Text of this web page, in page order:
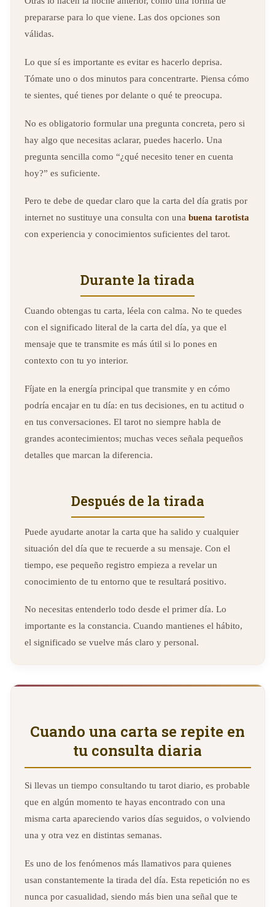
prepararse para lo que viene. Las dos opciones son
válidas.
Lo que sí es importante es evitar es hacerlo deprisa.
Tómate uno o dos minutos para concentrarte. Piensa cómo
te sientes, qué tienes por delante o qué te preocupa.
No es obligatorio formular una pregunta concreta, pero si
hay algo que necesitas aclarar, puedes hacerlo. Una
pregunta sencilla como “¿qué necesito tener en cuenta
hoy?” es suficiente.
Pero te debe de quedar claro que la carta del día gratis por
internet no sustituye una consulta con una buena tarotista
con experiencia y conocimientos suficientes del tarot.
Durante la tirada
Cuando obtengas tu carta, léela con calma. No te quedes
con el significado literal de la carta del día, ya que el
mensaje que te transmite es más útil si lo pones en
contexto con tu yo interior.
Fíjate en la energía principal que transmite y en cómo
podría encajar en tu día: en tus decisiones, en tu actitud o
en tus conversaciones. El tarot no siempre habla de
grandes acontecimientos; muchas veces señala pequeños
detalles que marcan la diferencia.
Después de la tirada
Puede ayudarte anotar la carta que ha salido y cualquier
situación del día que te recuerde a su mensaje. Con el
tiempo, ese pequeño registro empieza a revelar un
conocimiento de tu entorno que te resultará positivo.
No necesitas entenderlo todo desde el primer día. Lo
importante es la constancia. Cuando mantienes el hábito,
el significado se vuelve más claro y personal.
Cuando una carta se repite en
tu consulta diaria
Si llevas un tiempo consultando tu tarot diario, es probable
que en algún momento te hayas encontrado con una
misma carta apareciendo varios días seguidos, o volviendo
una y otra vez en distintas semanas.
Es uno de los fenómenos más llamativos para quienes
usan constantemente la tirada del día. Esta repetición no es
nunca por casualidad, siendo más bien una señal que te